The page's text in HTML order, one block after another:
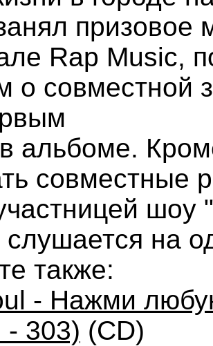
призовое
Rap Music,
совместной
альбоме.
совместные
шоу
на
также:
- Нажми
- 303) (CD)